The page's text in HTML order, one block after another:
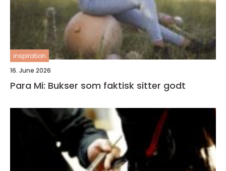
inspiration
16. June 2026
Para Mi: Bukser som faktisk sitter godt